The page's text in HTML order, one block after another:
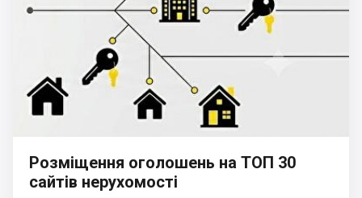
Розміщення оголошень на ТОП 30
сайтів нерухомості